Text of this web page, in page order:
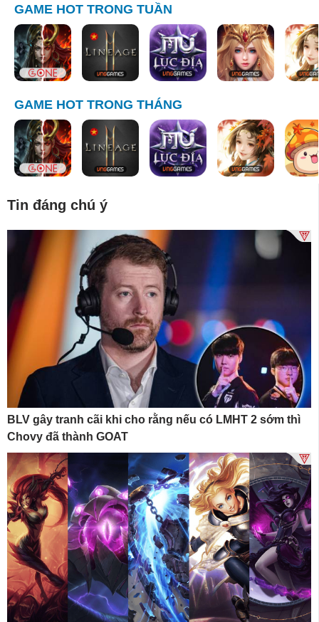
GAME HOT TRONG TUẦN
GAME HOT TRONG THÁNG
Tin đáng chú ý
BLV gây tranh cãi khi cho rằng nếu có LMHT 2 sớm thì
Chovy đã thành GOAT